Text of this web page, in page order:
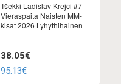
Tšekki Ladislav Krejci #7
Vieraspaita Naisten MM-
kisat 2026 Lyhythihainen
38.05€
95.13€